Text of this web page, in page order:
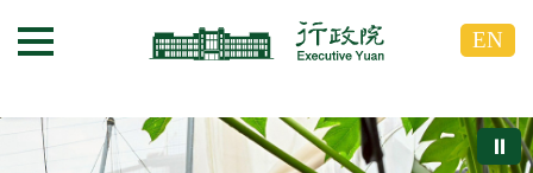
到
到
選單按鈕 EN
⏸